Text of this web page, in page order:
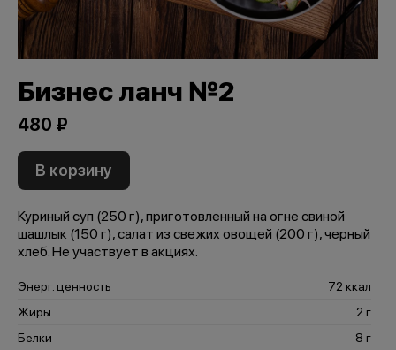
Бизнес ланч №2
480 ₽
В корзину
Куриный суп (250 г), приготовленный на огне свиной
шашлык (150 г), салат из свежих овощей (200 г), черный
хлеб. Не участвует в акциях.
Энерг. ценность
72 ккал
Жиры
2 г
Белки
8 г